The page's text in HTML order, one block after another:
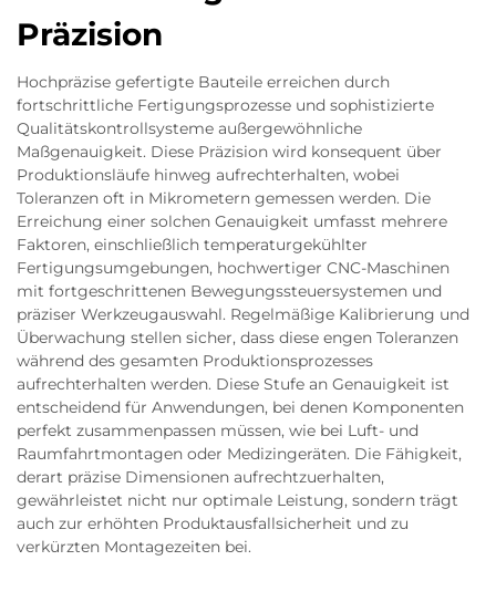
Präzision
Hochpräzise gefertigte Bauteile erreichen durch
fortschrittliche Fertigungsprozesse und sophistizierte
Qualitätskontrollsysteme außergewöhnliche
Maßgenauigkeit. Diese Präzision wird konsequent über
Produktionsläufe hinweg aufrechterhalten, wobei
Toleranzen oft in Mikrometern gemessen werden. Die
Erreichung einer solchen Genauigkeit umfasst mehrere
Faktoren, einschließlich temperaturgekühlter
Fertigungsumgebungen, hochwertiger CNC-Maschinen
mit fortgeschrittenen Bewegungssteuersystemen und
präziser Werkzeugauswahl. Regelmäßige Kalibrierung und
Überwachung stellen sicher, dass diese engen Toleranzen
während des gesamten Produktionsprozesses
aufrechterhalten werden. Diese Stufe an Genauigkeit ist
entscheidend für Anwendungen, bei denen Komponenten
perfekt zusammenpassen müssen, wie bei Luft- und
Raumfahrtmontagen oder Medizingeräten. Die Fähigkeit,
derart präzise Dimensionen aufrechtzuerhalten,
gewährleistet nicht nur optimale Leistung, sondern trägt
auch zur erhöhten Produktausfallsicherheit und zu
verkürzten Montagezeiten bei.